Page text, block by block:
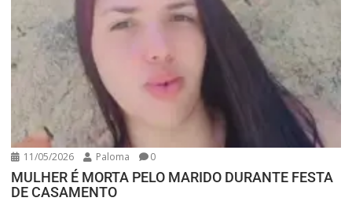
11/05/2026 Paloma 0
MULHER É MORTA PELO MARIDO DURANTE FESTA
DE CASAMENTO